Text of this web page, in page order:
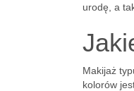
urodę, a
Makijaż
kolorów